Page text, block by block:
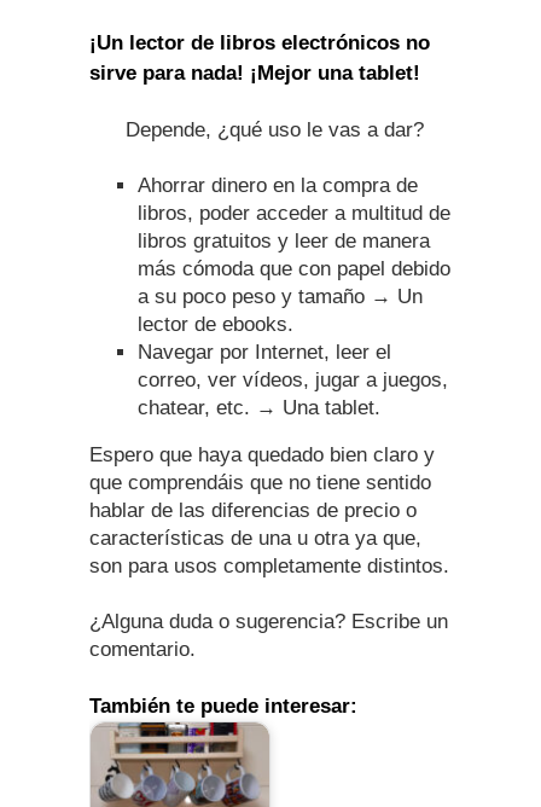
¡Un lector de libros electrónicos no
sirve para nada! ¡Mejor una tablet!
Depende, ¿qué uso le vas a dar?
Ahorrar dinero en la compra de
libros, poder acceder a multitud de
libros gratuitos y leer de manera
más cómoda que con papel debido
a su poco peso y tamaño → Un
lector de ebooks.
Navegar por Internet, leer el
correo, ver vídeos, jugar a juegos,
chatear, etc. → Una tablet.
Espero que haya quedado bien claro y
que comprendáis que no tiene sentido
hablar de las diferencias de precio o
características de una u otra ya que,
son para usos completamente distintos.
¿Alguna duda o sugerencia? Escribe un
comentario.
También te puede interesar: